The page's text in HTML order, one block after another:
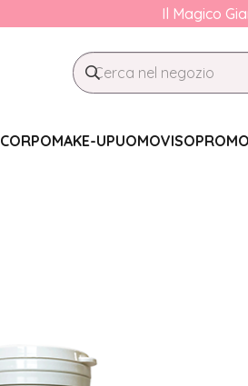
Il Magico
CORPOMAKE-UPUOMOVISO